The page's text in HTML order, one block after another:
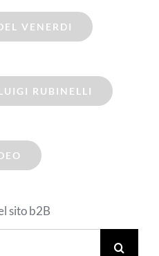
VENERDI
RUBINELLI
sito b2B